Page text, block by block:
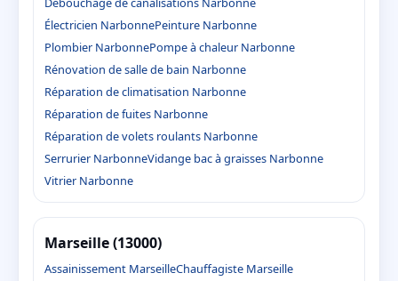
Électricien NarbonnePeinture Narbonne
Plombier NarbonnePompe à chaleur Narbonne
Rénovation de salle de bain Narbonne
Réparation de climatisation Narbonne
Réparation de fuites Narbonne
Réparation de volets roulants Narbonne
Serrurier NarbonneVidange bac à graisses Narbonne
Vitrier Narbonne
Marseille (13000)
Assainissement MarseilleChauffagiste Marseille